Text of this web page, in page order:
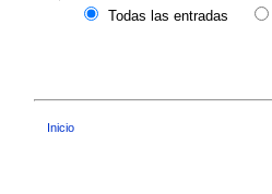
Todas las entradas
Inicio